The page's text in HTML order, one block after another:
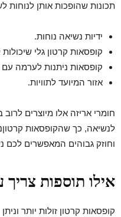
תכונות שהופכות אותן לנוחות
ידיות נשיאה נוחות.
קופסאות קרטון גלי
קופסאות ניתנות לערמה עם
אזור המיועד לתוויות.
חומרי אריזה אלו מיוצרים
לנשיאה, כך שהקופסאות
וחוזק גבוהים המאפשרים לכם
אילו תוספות צריך
קופסאות קרטון זולות יותר